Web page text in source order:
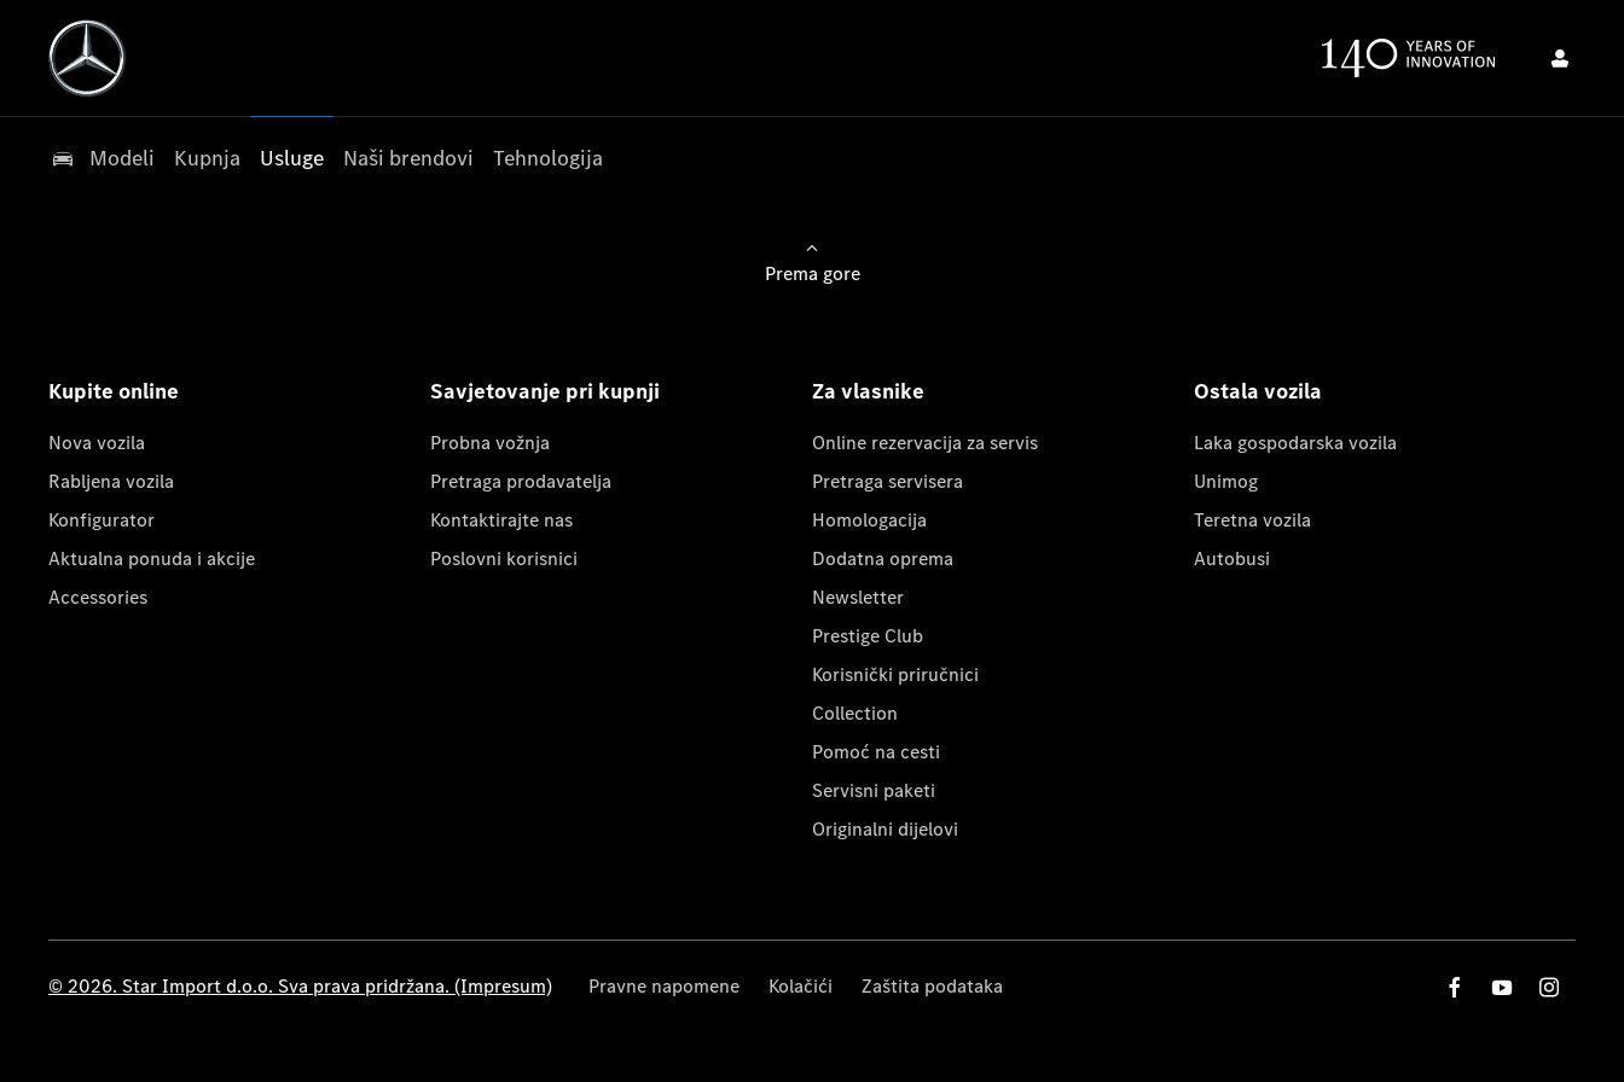
Modeli Kupnja Usluge Naši brendovi Tehnologija
Prema gore
Kupite online
Nova vozila
Rabljena vozila
Konfigurator
Aktualna ponuda i akcije
Accessories
Savjetovanje pri kupnji
Probna vožnja
Pretraga prodavatelja
Kontaktirajte nas
Poslovni korisnici
Za vlasnike
Online rezervacija za servis
Pretraga servisera
Homologacija
Dodatna oprema
Newsletter
Prestige Club
Korisnički priručnici
Collection
Pomoć na cesti
Servisni paketi
Originalni dijelovi
Ostala vozila
Laka gospodarska vozila
Unimog
Teretna vozila
Autobusi
© 2026. Star Import d.o.o. Sva prava pridržana. (Impresum) Pravne napomene Kolačići Zaštita podataka